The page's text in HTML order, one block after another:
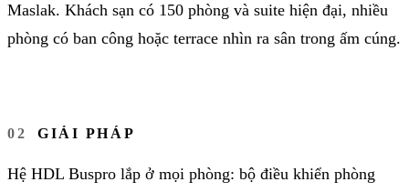
Maslak. Khách sạn có 150 phòng và suite hiện đại, nhiều
phòng có ban công hoặc terrace nhìn ra sân trong ấm cúng.
GIẢI PHÁP
Hệ HDL Buspro lắp ở mọi phòng: bộ điều khiển phòng